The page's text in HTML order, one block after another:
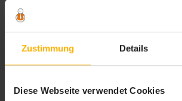
Zustimmung Details
Diese Webseite verwendet Cookies
Vor der Party …
Termin. Ihre kostenlose Checkliste für eine
einschlägigen Mottopartys sollte die Einladung über
Kleiderordnung informieren.